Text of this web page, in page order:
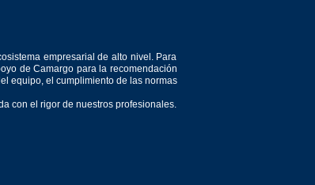
empresarial de alto nivel. Para
de Camargo para la recomendación
equipo, el cumplimiento de las normas
con el rigor de nuestros profesionales.